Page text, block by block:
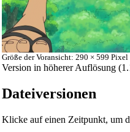
Größe der Voransicht: 290 × 599 Pixel
Version in höherer Auflösung
Dateiversionen
Klicke auf einen Zeitpunkt, um